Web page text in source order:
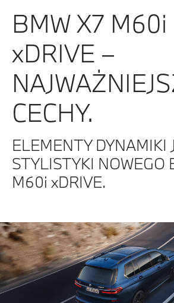
BMW X7 M60i
xDRIVE –
CECHY.
ELEMENTY DYNAMIKI
STYLISTYKI NOWEGO
M60i xDRIVE.